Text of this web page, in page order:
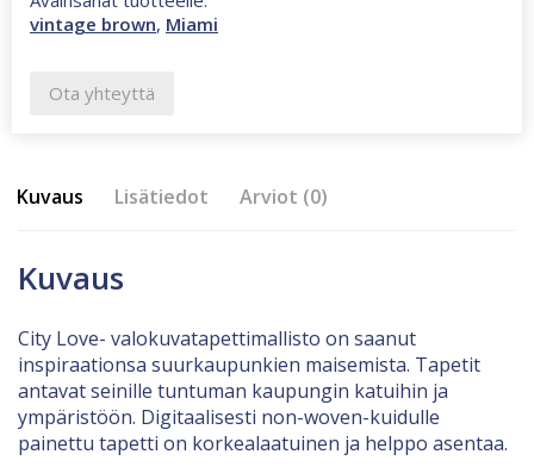
vintage brown, Miami
Ota yhteyttä
Kuvaus Lisätiedot Arviot (0)
Kuvaus
City Love- valokuvatapettimallisto on saanut
inspiraationsa suurkaupunkien maisemista. Tapetit
antavat seinille tuntuman kaupungin katuihin ja
ympäristöön. Digitaalisesti non-woven-kuidulle
painettu tapetti on korkealaatuinen ja helppo asentaa.